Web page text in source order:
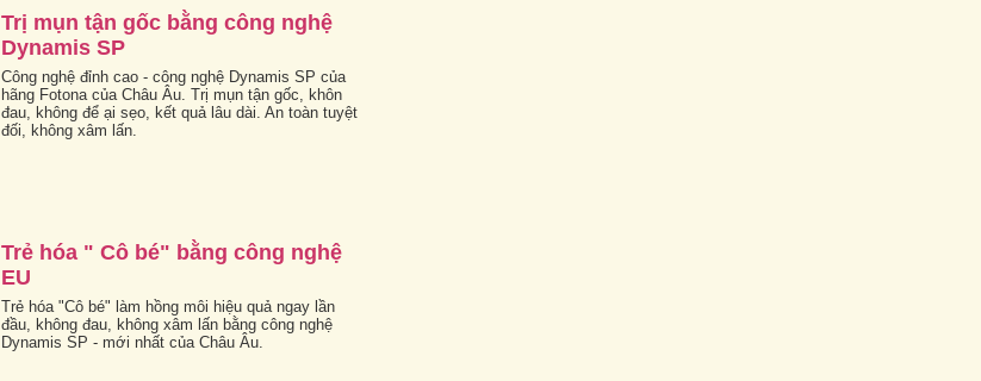
Trị mụn tận gốc bằng công nghệ
Dynamis SP
Công nghệ đỉnh cao - công nghệ Dynamis SP của
hãng Fotona của Châu Âu. Trị mụn tận gốc, khôn
đau, không để ại sẹo, kết quả lâu dài. An toàn tuyệt
đối, không xâm lấn.
Trẻ hóa " Cô bé" bằng công nghệ
EU
Trẻ hóa "Cô bé" làm hồng môi hiệu quả ngay lần
đầu, không đau, không xâm lấn bằng công nghệ
Dynamis SP - mới nhất của Châu Âu.